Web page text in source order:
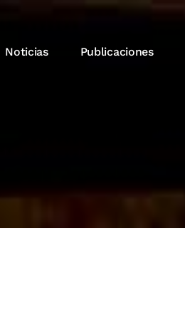
Noticias Publicaciones